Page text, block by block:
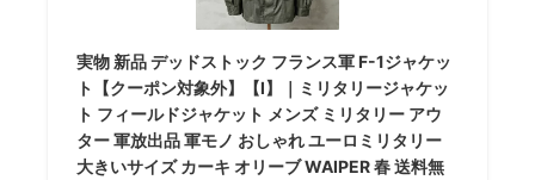
実物 新品 デッドストック フランス軍 F-1ジャケッ
ト【クーポン対象外】【I】｜ミリタリージャケッ
ト フィールドジャケット メンズ ミリタリー アウ
ター 軍放出品 軍モノ おしゃれ ユーロミリタリー
大きいサイズ カーキ オリーブ WAIPER 春 送料無